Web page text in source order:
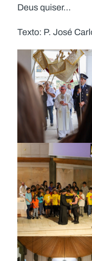
Deus quiser…
Texto: P. José